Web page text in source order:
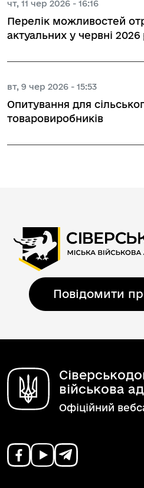
чт, 11 чер 2026 - 16:16
Перелік можливостей
актуальних у червні 2026
вт, 9 чер 2026 - 15:53
Опитування для
товаровиробників
Повідомити
військова
Офіційний